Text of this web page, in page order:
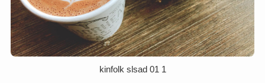
kinfolk slsad 01 1